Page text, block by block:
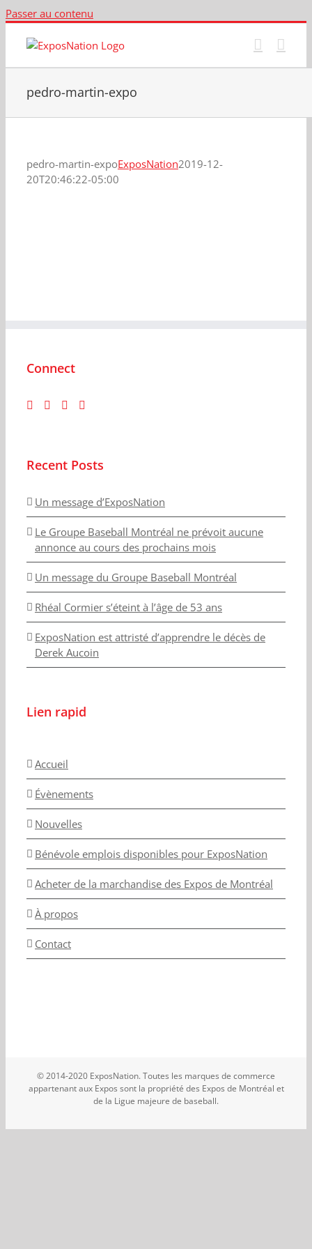
Passer au contenu
pedro-martin-expo
pedro-martin-expoExposNation2019-12-
20T20:46:22-05:00
Connect
Recent Posts
Un message d’ExposNation
Le Groupe Baseball Montréal ne prévoit aucune
annonce au cours des prochains mois
Un message du Groupe Baseball Montréal
Rhéal Cormier s’éteint à l’âge de 53 ans
ExposNation est attristé d’apprendre le décès de
Derek Aucoin
Lien rapid
Accueil
Évènements
Nouvelles
Bénévole emplois disponibles pour ExposNation
Acheter de la marchandise des Expos de Montréal
À propos
Contact
© 2014-2020 ExposNation. Toutes les marques de commerce
appartenant aux Expos sont la propriété des Expos de Montréal et
de la Ligue majeure de baseball.